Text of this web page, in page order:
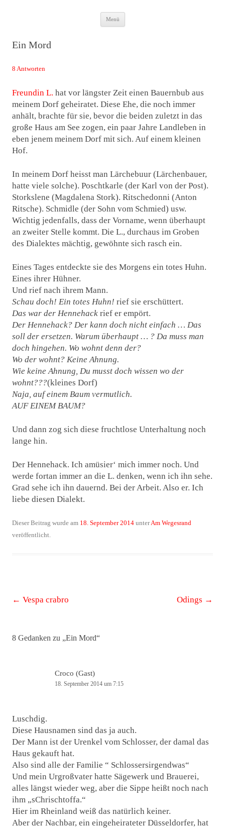
Das Neuste von JWD
Menü
Zum
Inhalt
Ein Mord
8 Antworten
Freundin L. hat vor längster Zeit einen Bauernbub aus
meinem Dorf geheiratet. Diese Ehe, die noch immer
anhält, brachte für sie, bevor die beiden zuletzt in das
große Haus am See zogen, ein paar Jahre Landleben in
eben jenem meinem Dorf mit sich. Auf einem kleinen
Hof.
In meinem Dorf heisst man Lärchebuur (Lärchenbauer,
hatte viele solche). Poschtkarle (der Karl von der Post).
Storkslene (Magdalena Stork). Ritschedonni (Anton
Ritsche). Schmidle (der Sohn vom Schmied) usw.
Wichtig jedenfalls, dass der Vorname, wenn überhaupt
an zweiter Stelle kommt. Die L., durchaus im Groben
des Dialektes mächtig, gewöhnte sich rasch ein.
Eines Tages entdeckte sie des Morgens ein totes Huhn.
Eines ihrer Hühner.
Und rief nach ihrem Mann.
Schau doch! Ein totes Huhn! rief sie erschüttert.
Das war der Hennehack rief er empört.
Der Hennehack? Der kann doch nicht einfach … Das
soll der ersetzen. Warum überhaupt … ? Da muss man
doch hingehen. Wo wohnt denn der?
Wo der wohnt? Keine Ahnung.
Wie keine Ahnung, Du musst doch wissen wo der
wohnt???(kleines Dorf)
Naja, auf einem Baum vermutlich.
AUF EINEM BAUM?
Und dann zog sich diese fruchtlose Unterhaltung noch
lange hin.
Der Hennehack. Ich amüsier‘ mich immer noch. Und
werde fortan immer an die L. denken, wenn ich ihn sehe.
Grad sehe ich ihn dauernd. Bei der Arbeit. Also er. Ich
liebe diesen Dialekt.
Dieser Beitrag wurde am 18. September 2014 unterAm Wegesrand
veröffentlicht.
Beitrags-
← Vespa crabro Odings →
8 Gedanken zu „Ein Mord“
Croco (Gast)
18. September 2014 um 7:15
Luschdig.
Diese Hausnamen sind das ja auch.
Der Mann ist der Urenkel vom Schlosser, der damal das
Haus gekauft hat.
Also sind alle der Familie “ Schlossersirgendwas“
Und mein Urgroßvater hatte Sägewerk und Brauerei,
alles längst wieder weg, aber die Sippe heißt noch nach
ihm „sChrischtoffa.“
Hier im Rheinland weiß das natürlich keiner.
Aber der Nachbar, ein eingeheirateter Düsseldorfer, hat